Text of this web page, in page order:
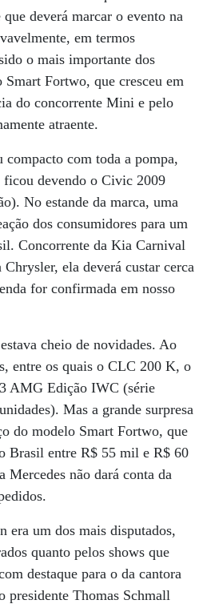
deverá marcar o evento na
em termos
o mais importante dos
Smart Fortwo, que cresceu em
do concorrente Mini e pelo
atraente.
compacto com toda a pompa,
ficou devendo o Civic 2009
No estande da marca, uma
dos consumidores para um
Concorrente da Kia Carnival
ela deverá custar cerca
for confirmada em nosso
cheio de novidades. Ao
entre os quais o CLC 200 K, o
AMG Edição IWC (série
Mas a grande surpresa
do modelo Smart Fortwo, que
Brasil entre R$ 55 mil e R$ 60
Mercedes não dará conta da
era um dos mais disputados,
quanto pelos shows que
destaque para o da cantora
presidente Thomas Schmall